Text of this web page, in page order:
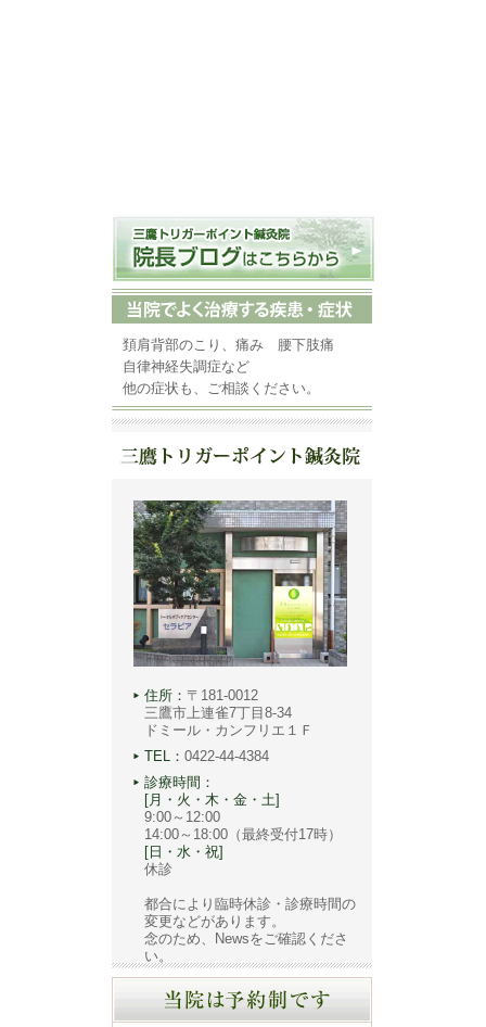
頚肩背部のこり、痛み 腰下肢痛
自律神経失調症など
他の症状も、ご相談ください。
住所： 〒181-0012
三鷹市上連雀7丁目8-34
ドミール・カンフリエ１Ｆ
TEL： 0422-44-4384
診療時間：
[月・火・木・金・土]
9:00～12:00
14:00～18:00（最終受付17時）
[日・水・祝]
休診
都合により臨時休診・診療時間の
変更などがあります。
念のため、Newsをご確認くださ
い。